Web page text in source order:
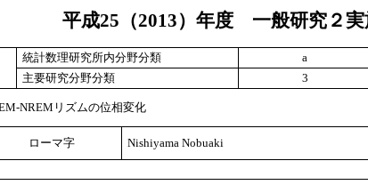
平成25 （2013）年度 一般研究２実
統計数理研究所内分野分類
a
主要研究分野分類
3
NREMリズムの位相変化
ローマ字
Nishiyama Nobuaki